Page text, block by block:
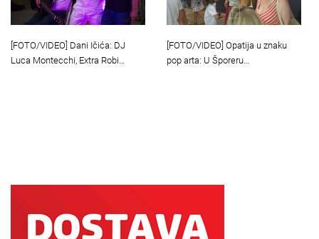
[FOTO/VIDEO] Dani Ičića: DJ
Luca Montecchi, Extra Robi…
[FOTO/VIDEO] Opatija u znaku
pop arta: U Šporeru…